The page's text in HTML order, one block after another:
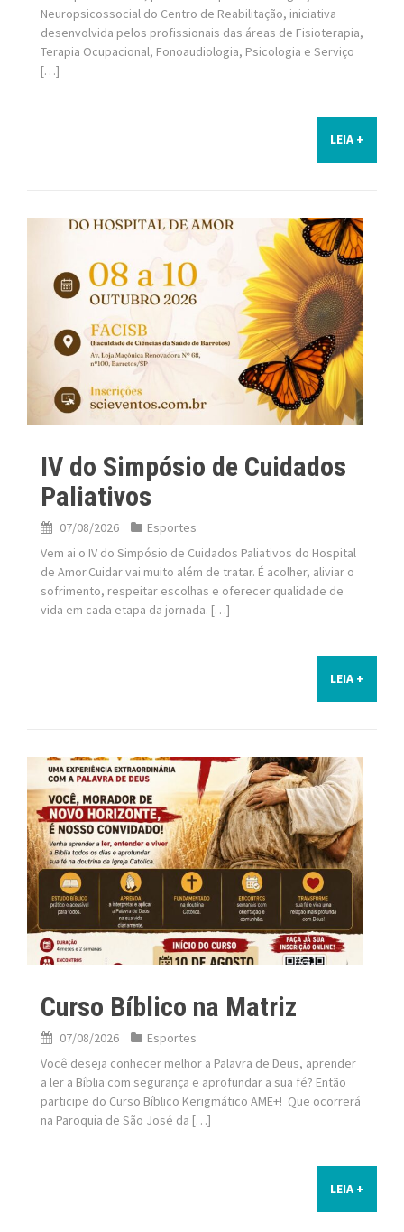
Neuropsicossocial do Centro de Reabilitação, iniciativa
desenvolvida pelos profissionais das áreas de Fisioterapia,
Terapia Ocupacional, Fonoaudiologia, Psicologia e Serviço
[…]
LEIA +
IV do Simpósio de Cuidados
Paliativos
07/08/2026
Esportes
Vem ai o IV do Simpósio de Cuidados Paliativos do Hospital
de Amor.Cuidar vai muito além de tratar. É acolher, aliviar o
sofrimento, respeitar escolhas e oferecer qualidade de
vida em cada etapa da jornada. […]
LEIA +
Curso Bíblico na Matriz
07/08/2026
Esportes
Você deseja conhecer melhor a Palavra de Deus, aprender
a ler a Bíblia com segurança e aprofundar a sua fé? Então
participe do Curso Bíblico Kerigmático AME+! Que ocorrerá
na Paroquia de São José da […]
LEIA +